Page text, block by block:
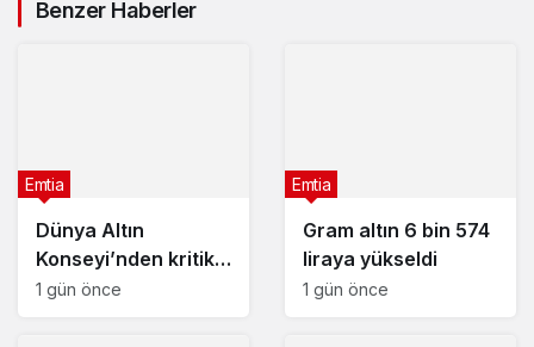
Benzer Haberler
Dünya Altın
Konseyi’nden kritik
rapor
Emtia
1 gün önce
Gram altın 6 bin 574
liraya yükseldi
Emtia
1 gün önce